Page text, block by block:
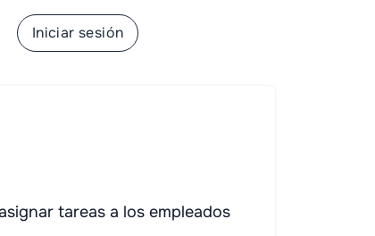
Iniciar sesión
tareas a los empleados